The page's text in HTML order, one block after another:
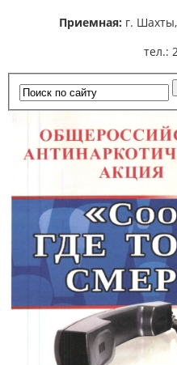
Приемная: г. Шахты,
тел.: